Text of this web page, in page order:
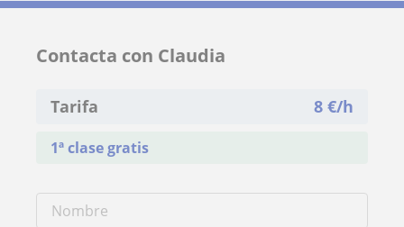
Contacta con Claudia
Tarifa 8 €/h
1ª clase gratis